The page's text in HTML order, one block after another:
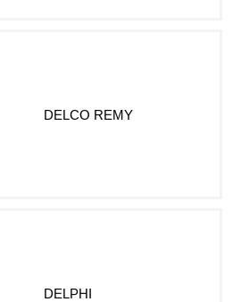
DELCO REMY
DELPHI